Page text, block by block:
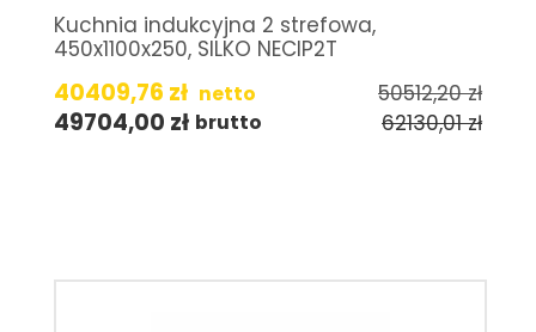
Kuchnia indukcyjna 2 strefowa,
450x1100x250, SILKO NECIP2T
40409,76 zł netto 50512,20zł
49704,00 zł brutto 62130,01zł